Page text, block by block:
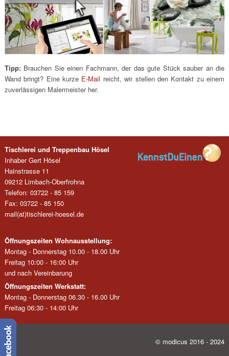
Tipp:Brauchen Sie einen Fachmann, der das gute Stück sauber an die
Wand bringt? Eine kurze E-Mail reicht, wir stellen den Kontakt zu einem
zuverlässigen Malermeister her.
Tischlerei und Treppenbau Hösel
Inhaber Gert Hösel
Hainstrasse 11
09212 Limbach-Oberfrohna
Telefon: 03722 - 85 159
Fax: 03722 - 85 150
mail(at)tischlerei-hoesel.de
Öffnungszeiten Wohnausstellung:
Montag - Donnerstag 10.00 - 18.00 Uhr
Freitag 10:00 - 16:00 Uhr
und nach Vereinbarung
Öffnungszeiten Werkstatt:
Montag - Donnerstag 06.30 - 16.00 Uhr
Freitag 06:30 - 14:00 Uhr
© modicus 2016 - 2024